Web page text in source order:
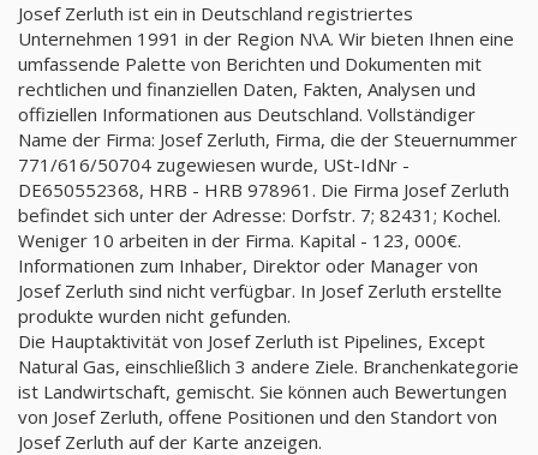
Josef Zerluth ist ein in Deutschland registriertes
Unternehmen 1991 in der Region N\A. Wir bieten Ihnen eine
umfassende Palette von Berichten und Dokumenten mit
rechtlichen und finanziellen Daten, Fakten, Analysen und
offiziellen Informationen aus Deutschland. Vollständiger
Name der Firma: Josef Zerluth, Firma, die der Steuernummer
771/616/50704 zugewiesen wurde, USt-IdNr -
DE650552368, HRB - HRB 978961. Die Firma Josef Zerluth
befindet sich unter der Adresse: Dorfstr. 7; 82431; Kochel.
Weniger 10 arbeiten in der Firma. Kapital - 123, 000€.
Informationen zum Inhaber, Direktor oder Manager von
Josef Zerluth sind nicht verfügbar. In Josef Zerluth erstellte
produkte wurden nicht gefunden.
Die Hauptaktivität von Josef Zerluth ist Pipelines, Except
Natural Gas, einschließlich 3 andere Ziele. Branchenkategorie
ist Landwirtschaft, gemischt. Sie können auch Bewertungen
von Josef Zerluth, offene Positionen und den Standort von
Josef Zerluth auf der Karte anzeigen.